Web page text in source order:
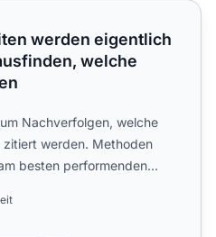
eigentlich von KI zitiert?
werden eigentlich
welche
Nachverfolgen, welche
zitiert werden. Methoden
besten performenden